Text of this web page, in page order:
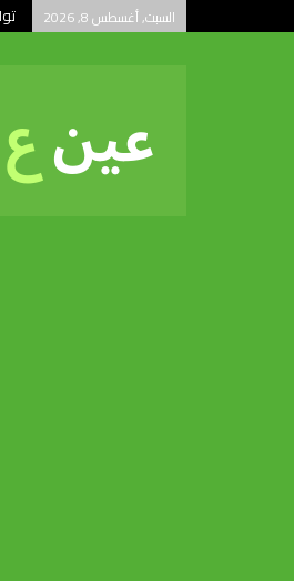
السبت, أغسطس 8, 2026